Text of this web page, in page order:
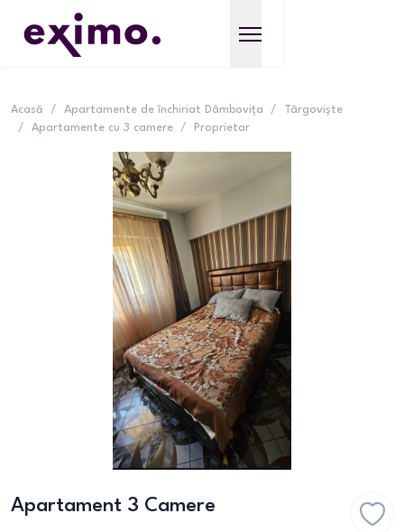
Acasă / Apartamente de închiriat Dâmbovița /
Târgoviște
/
Apartamente cu 3 camere / Proprietar
Apartament 3 Camere